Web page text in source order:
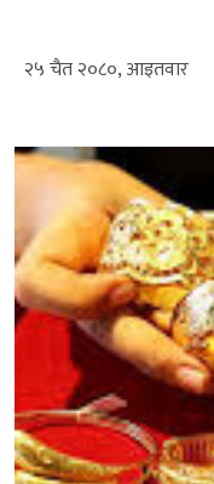
२५ चैत २०८०, आइतवार